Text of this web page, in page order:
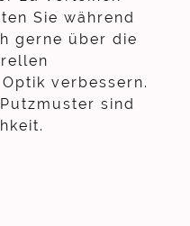
Sie während
gerne über die
verbessern.
sind